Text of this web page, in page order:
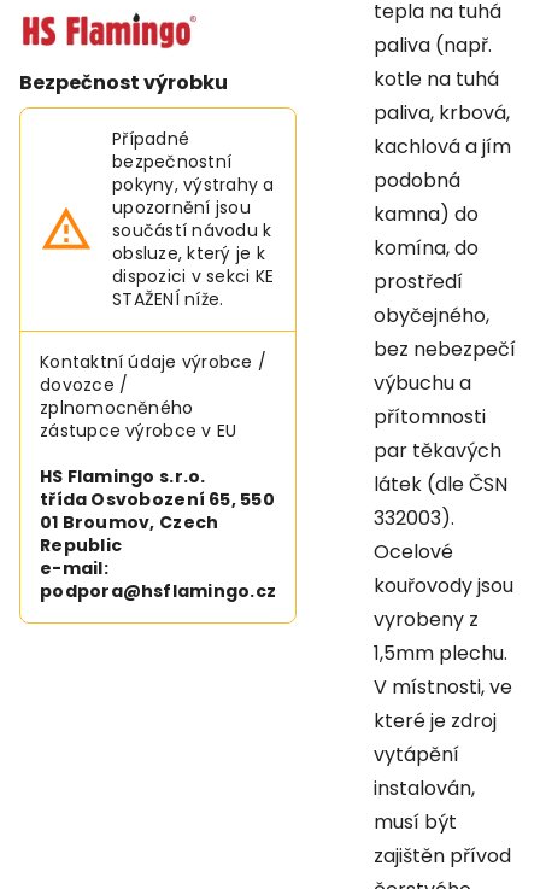
Bezpečnost výrobku
Případné
bezpečnostní
pokyny, výstrahy a
upozornění jsou
součástí návodu k
obsluze, který je k
dispozici v sekci KE
STAŽENÍ níže.
Kontaktní údaje výrobce /
dovozce /
zplnomocněného
zástupce výrobce v EU
HS Flamingo s.r.o.
třída Osvobození 65, 550
01 Broumov, Czech
Republic
e-mail:
podpora@hsflamingo.cz
tepla na tuhá
paliva (např.
kotle na tuhá
paliva, krbová,
kachlová a jím
podobná
kamna) do
komína, do
prostředí
obyčejného,
bez nebezpečí
výbuchu a
přítomnosti
par těkavých
látek (dle ČSN
332003).
Ocelové
kouřovody jsou
vyrobeny z
1,5mm plechu.
V místnosti, ve
které je zdroj
vytápění
instalován,
musí být
zajištěn přívod